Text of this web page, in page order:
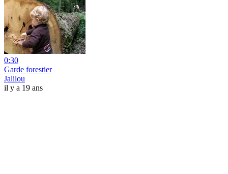
0:30
Garde forestier
Jalilou
il y a 19 ans